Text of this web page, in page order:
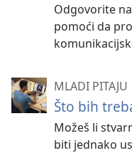
Odgovorite
pomoći da
MLADI PITAJU
Što bih
Možeš li
biti jednako